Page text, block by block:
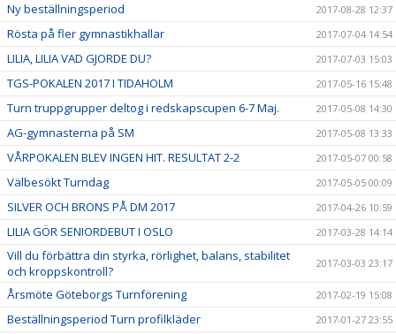
Ny beställningsperiod 2017-08-28 12:37
Rösta på fler gymnastikhallar 2017-07-04 14:54
LILIA, LILIA VAD GJORDE DU? 2017-07-03 15:03
TGS-POKALEN 2017 I TIDAHOLM 2017-05-16 15:48
Turn truppgrupper deltog i redskapscupen 6-7 Maj. 2017-05-08 14:30
AG-gymnasterna på SM 2017-05-08 13:33
VÅRPOKALEN BLEV INGEN HIT. RESULTAT 2-2 2017-05-07 00:58
Välbesökt Turndag 2017-05-05 00:09
SILVER OCH BRONS PÅ DM 2017 2017-04-26 10:59
LILIA GÖR SENIORDEBUT I OSLO 2017-03-28 14:14
Vill du förbättra din styrka, rörlighet, balans, stabilitet
och kroppskontroll?
2017-03-03 23:17
Årsmöte Göteborgs Turnförening 2017-02-19 15:08
Beställningsperiod Turn profilkläder 2017-01-27 23:55